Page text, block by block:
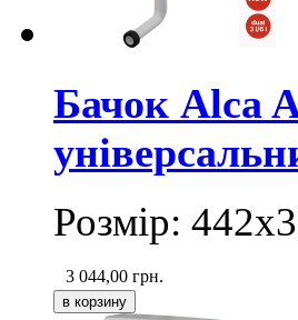
Бачок Alca
Розмір:
3 044,00 грн.